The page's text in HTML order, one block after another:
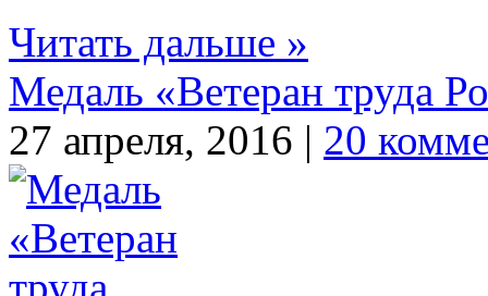
Читать дальше »
Медаль «Ветеран труда
27 апреля, 2016 | 20